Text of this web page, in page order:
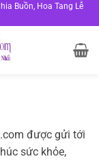
Buồn, Hoa Tang Lễ
được gửi tới
sức khỏe,